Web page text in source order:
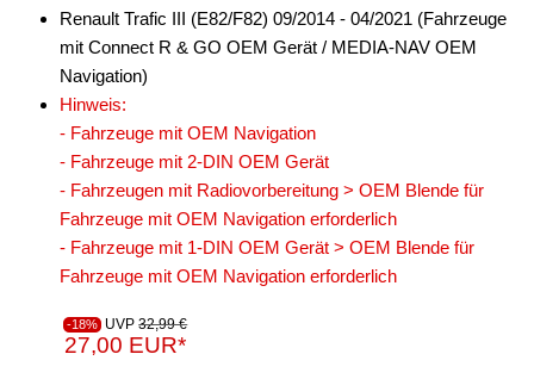
Renault Trafic III (E82/F82) 09/2014 - 04/2021 (Fahrzeuge
mit Connect R & GO OEM Gerät / MEDIA-NAV OEM
Navigation)
Hinweis:
- Fahrzeuge mit OEM Navigation
- Fahrzeuge mit 2-DIN OEM Gerät
- Fahrzeugen mit Radiovorbereitung > OEM Blende für
Fahrzeuge mit OEM Navigation erforderlich
- Fahrzeuge mit 1-DIN OEM Gerät > OEM Blende für
Fahrzeuge mit OEM Navigation erforderlich
-18% UVP 32,99 €
27,00 EUR*